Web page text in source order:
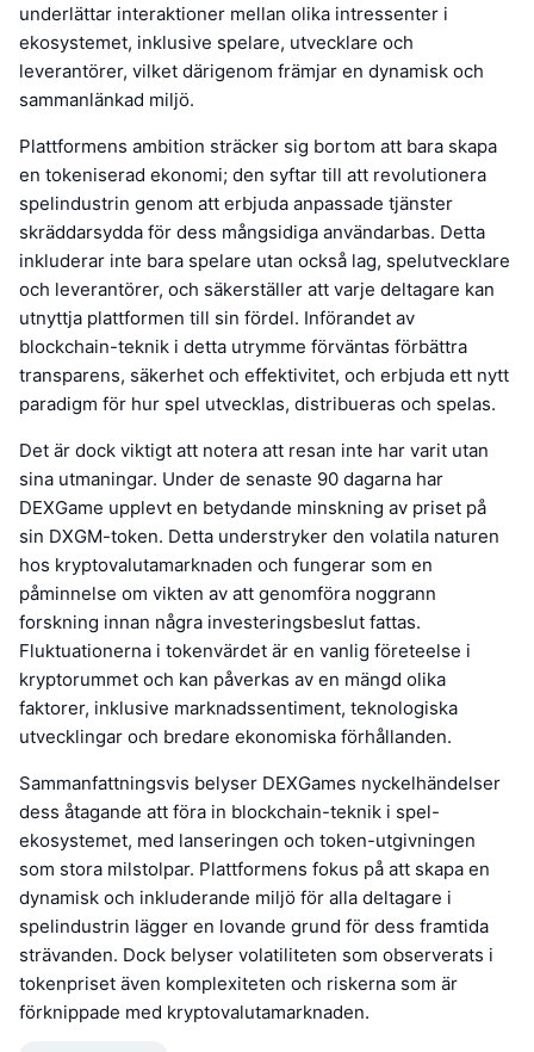
underlättar interaktioner mellan olika intressenter i
ekosystemet, inklusive spelare, utvecklare och
leverantörer, vilket därigenom främjar en dynamisk och
sammanlänkad miljö.
Plattformens ambition sträcker sig bortom att bara skapa
en tokeniserad ekonomi; den syftar till att revolutionera
spelindustrin genom att erbjuda anpassade tjänster
skräddarsydda för dess mångsidiga användarbas. Detta
inkluderar inte bara spelare utan också lag, spelutvecklare
och leverantörer, och säkerställer att varje deltagare kan
utnyttja plattformen till sin fördel. Införandet av
blockchain-teknik i detta utrymme förväntas förbättra
transparens, säkerhet och effektivitet, och erbjuda ett nytt
paradigm för hur spel utvecklas, distribueras och spelas.
Det är dock viktigt att notera att resan inte har varit utan
sina utmaningar. Under de senaste 90 dagarna har
DEXGame upplevt en betydande minskning av priset på
sin DXGM-token. Detta understryker den volatila naturen
hos kryptovalutamarknaden och fungerar som en
påminnelse om vikten av att genomföra noggrann
forskning innan några investeringsbeslut fattas.
Fluktuationerna i tokenvärdet är en vanlig företeelse i
kryptorummet och kan påverkas av en mängd olika
faktorer, inklusive marknadssentiment, teknologiska
utvecklingar och bredare ekonomiska förhållanden.
Sammanfattningsvis belyser DEXGames nyckelhändelser
dess åtagande att föra in blockchain-teknik i spel-
ekosystemet, med lanseringen och token-utgivningen
som stora milstolpar. Plattformens fokus på att skapa en
dynamisk och inkluderande miljö för alla deltagare i
spelindustrin lägger en lovande grund för dess framtida
strävanden. Dock belyser volatiliteten som observerats i
tokenpriset även komplexiteten och riskerna som är
förknippade med kryptovalutamarknaden.